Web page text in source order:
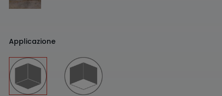
Applicazione